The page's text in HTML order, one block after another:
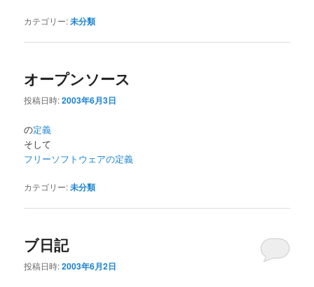
カテゴリー:未分類
オープンソース
投稿日時:2003年6月3日
の定義
そして
フリーソフトウェアの定義
カテゴリー:未分類
ブ日記
投稿日時:2003年6月2日